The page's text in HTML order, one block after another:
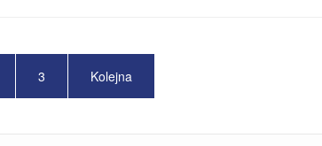
3 Kolejna